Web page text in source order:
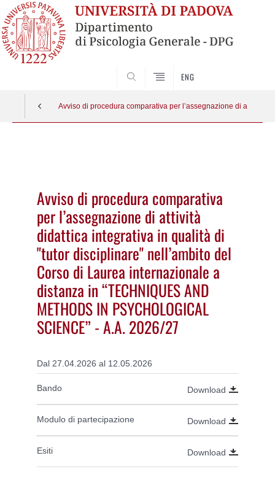
ENG
Avviso di procedura comparativa per l’assegnazione di attività
Avviso di procedura comparativa
per l’assegnazione di attività
didattica integrativa in qualità di
"tutor disciplinare" nell’ambito del
Corso di Laurea internazionale a
distanza in “TECHNIQUES AND
METHODS IN PSYCHOLOGICAL
SCIENCE” - A.A. 2026/27
Dal 27.04.2026 al 12.05.2026
Bando Download
Modulo di partecipazione Download
Esiti Download